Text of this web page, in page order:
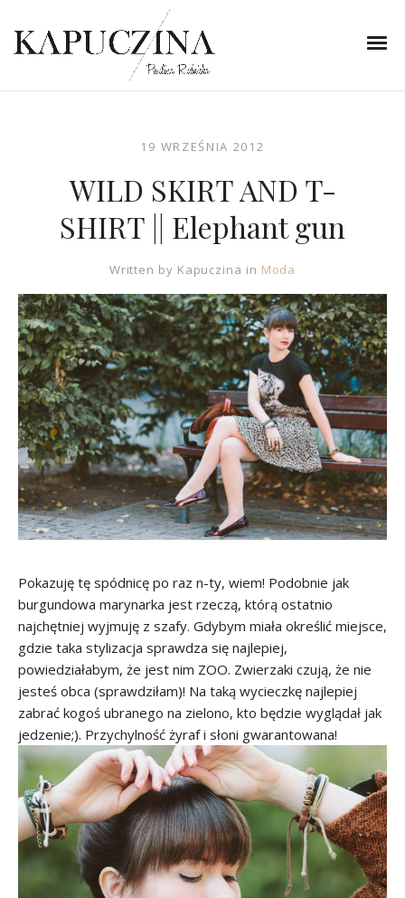
19 WRZEŚNIA 2012
WILD SKIRT AND T-
SHIRT || Elephant gun
Written by Kapuczina in Moda
Pokazuję tę spódnicę po raz n-ty, wiem! Podobnie jak
burgundowa marynarka jest rzeczą, którą ostatnio
najchętniej wyjmuję z szafy. Gdybym miała określić miejsce,
gdzie taka stylizacja sprawdza się najlepiej,
powiedziałabym, że jest nim ZOO. Zwierzaki czują, że nie
jesteś obca (sprawdziłam)! Na taką wycieczkę najlepiej
zabrać kogoś ubranego na zielono, kto będzie wyglądał jak
jedzenie;). Przychylność żyraf i słoni gwarantowana!